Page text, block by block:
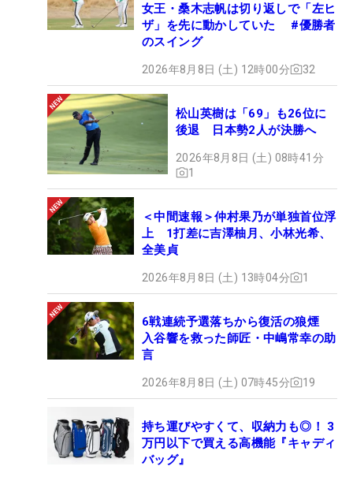
女王・桑木志帆は切り返しで「左ヒ
ザ」を先に動かしていた #優勝者
のスイング
2026年8月8日 (土) 12時00分 32
松山英樹は「69」も26位に
後退 日本勢2人が決勝へ
2026年8月8日 (土) 08時41分
1
＜中間速報＞仲村果乃が単独首位浮
上 1打差に吉澤柚月、小林光希、
全美貞
2026年8月8日 (土) 13時04分 1
6戦連続予選落ちから復活の狼煙
入谷響を救った師匠・中嶋常幸の助
言
2026年8月8日 (土) 07時45分 19
持ち運びやすくて、収納力も◎！ 3
万円以下で買える高機能『キャディ
バッグ』